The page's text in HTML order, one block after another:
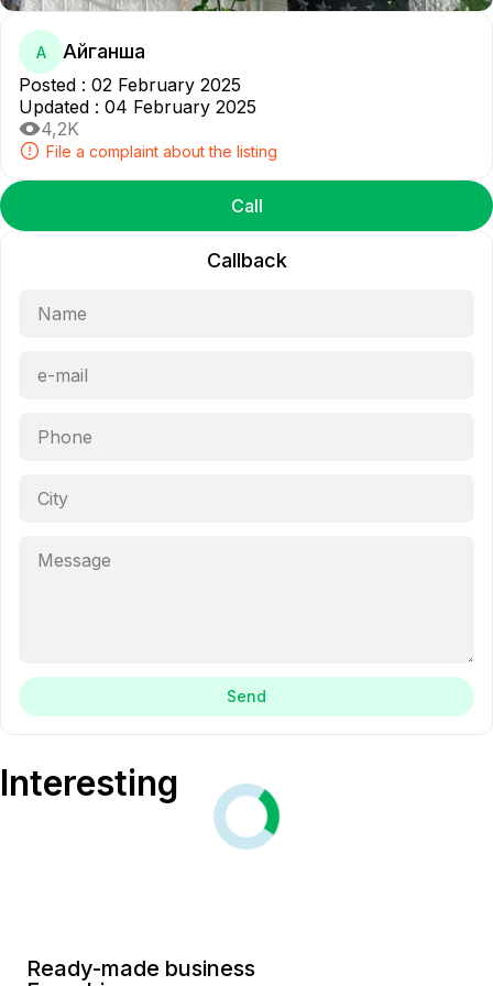
А Айганша
Posted : 02 February 2025
Updated : 04 February 2025
4,2K
File a complaint about the listing
Call
Callback
Send
Interesting
Ready-made business